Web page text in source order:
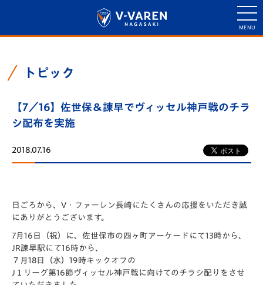
トピック
【7／16】佐世保＆諫早でヴィッセル神戸戦のチラ
シ配布を実施
2018.07.16
日ごろから、V・ファーレン長崎にたくさんの応援をいただき誠
にありがとうございます。
7月16日（祝）に、佐世保市の四ヶ町アーケードにて13時から、
JR諫早駅にて16時から、
７月18日（水）19時キックオフの
J１リーグ第16節ヴィッセル神戸戦に向けてのチラシ配りをさせ